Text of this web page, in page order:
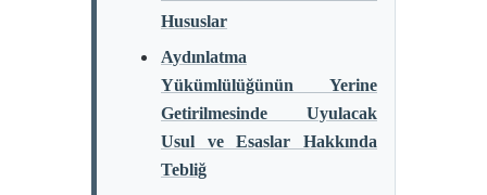
Hususlar
Aydınlatma
Yükümlülüğünün Yerine
Getirilmesinde Uyulacak
Usul ve Esaslar Hakkında
Tebliğ